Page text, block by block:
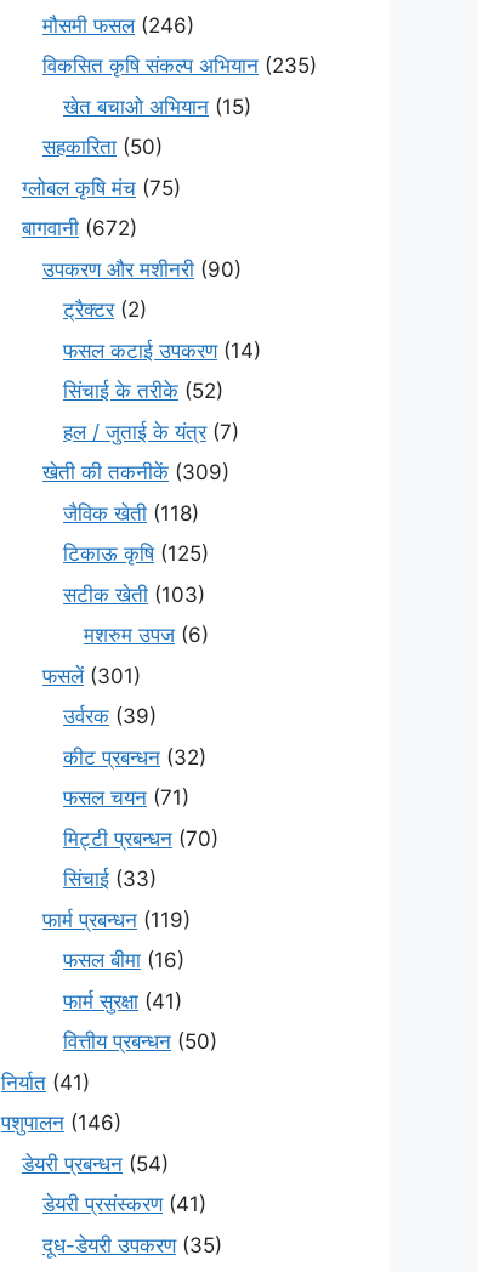
मौसमी फसल(246)
विकसित कृषि संकल्प अभियान (235)
खेत बचाओ अभियान (15)
सहकारिता (50)
ग्लोबल कृषि मंच (75)
बागवानी (672)
उपकरण और मशीनरी (90)
ट्रैक्टर(2)
फसल कटाई उपकरण(14)
सिंचाई के तरीके (52)
हल / जुताई के यंत्र(7)
खेती की तकनीकें (309)
जैविक खेती (118)
टिकाऊ कृषि(125)
सटीक खेती (103)
मशरुम उपज (6)
फसलें(301)
उर्वरक (39)
कीट प्रबन्धन (32)
फसल चयन (71)
मि‌ट्टी प्रबन्धन (70)
सिंचाई (33)
फार्म प्रबन्धन (119)
फसल बीमा (16)
फार्म सुरक्षा (41)
वित्तीय प्रबन्धन (50)
निर्यात (41)
पशुपालन (146)
डेयरी प्रबन्धन (54)
डेयरी प्रसंस्करण(41)
दूध-डेयरी उपकरण(35)